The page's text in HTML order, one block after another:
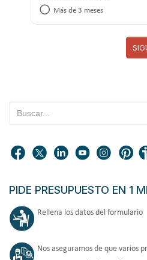
Más de 3 meses
PIDE PRESUPUESTO EN 1
Rellena los datos del formulario
Nos aseguramos de que varios